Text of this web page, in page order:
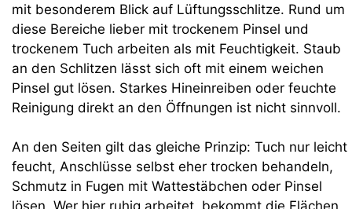
mit besonderem Blick auf Lüftungsschlitze. Rund um
diese Bereiche lieber mit trockenem Pinsel und
trockenem Tuch arbeiten als mit Feuchtigkeit. Staub
an den Schlitzen lässt sich oft mit einem weichen
Pinsel gut lösen. Starkes Hineinreiben oder feuchte
Reinigung direkt an den Öffnungen ist nicht sinnvoll.
An den Seiten gilt das gleiche Prinzip: Tuch nur leicht
feucht, Anschlüsse selbst eher trocken behandeln,
Schmutz in Fugen mit Wattestäbchen oder Pinsel
lösen. Wer hier ruhig arbeitet, bekommt die Flächen